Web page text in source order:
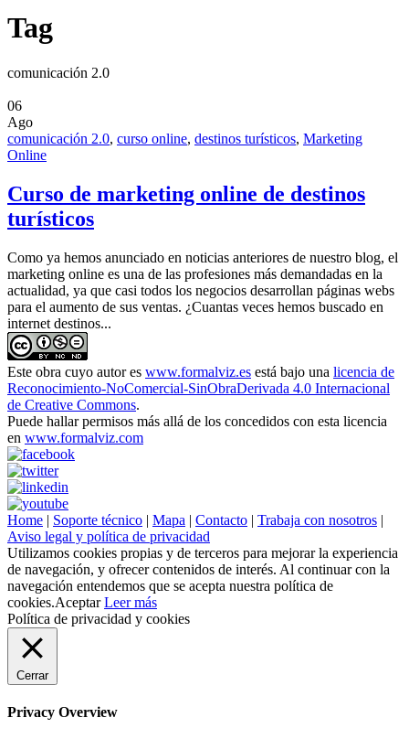
Tag
comunicación 2.0
06
Ago
comunicación 2.0, curso online, destinos turísticos, Marketing
Online
Curso de marketing online de destinos
turísticos
Como ya hemos anunciado en noticias anteriores de nuestro blog, el
marketing online es una de las profesiones más demandadas en la
actualidad, ya que casi todos los negocios desarrollan páginas webs
para el aumento de sus ventas. ¿Cuantas veces hemos buscado en
internet destinos...
Este obra cuyo autor es www.formalviz.es está bajo una licencia de
Reconocimiento-NoComercial-SinObraDerivada 4.0 Internacional
de Creative Commons.
Puede hallar permisos más allá de los concedidos con esta licencia
en www.formalviz.com
Home | Soporte técnico | Mapa | Contacto | Trabaja con nosotros |
Aviso legal y política de privacidad
Utilizamos cookies propias y de terceros para mejorar la experiencia
de navegación, y ofrecer contenidos de interés. Al continuar con la
navegación entendemos que se acepta nuestra política de
cookies.Aceptar Leer más
Política de privacidad y cookies
Cerrar
Privacy Overview